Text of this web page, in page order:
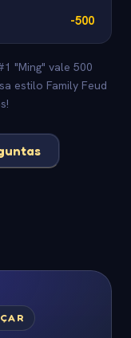
-500
"Ming" vale 500
estilo Family Feud